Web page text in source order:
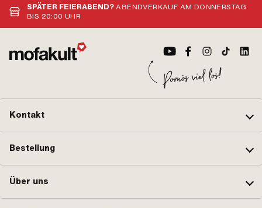
SPÄTER FEIERABEND?ABENDVERKAUF AM DONNERSTAG
BIS 20:00 UHR
Kontakt
Bestellung
Über uns